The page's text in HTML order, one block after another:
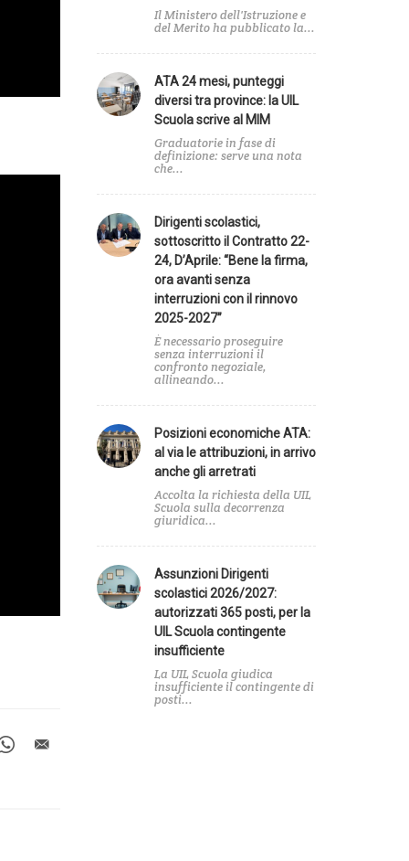
Il Ministero dell'Istruzione e
del Merito ha pubblicato la...
ATA 24 mesi, punteggi
diversi tra province: la UIL
Scuola scrive al MIM
Graduatorie in fase di
definizione: serve una nota
che...
Dirigenti scolastici,
sottoscritto il Contratto 22-
24, D’Aprile: “Bene la firma,
ora avanti senza
interruzioni con il rinnovo
2025-2027”
È necessario proseguire
senza interruzioni il
confronto negoziale,
allineando...
Posizioni economiche ATA:
al via le attribuzioni, in arrivo
anche gli arretrati
Accolta la richiesta della UIL
Scuola sulla decorrenza
giuridica...
Assunzioni Dirigenti
scolastici 2026/2027:
autorizzati 365 posti, per la
UIL Scuola contingente
insufficiente
La UIL Scuola giudica
insufficiente il contingente di
posti...